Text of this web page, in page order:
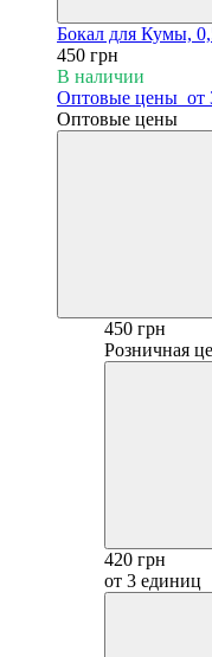
Бокал для Кумы,
450 грн
В наличии
Оптовые цены от
Оптовые цены
450 грн
Розничная
420 грн
от 3 единиц